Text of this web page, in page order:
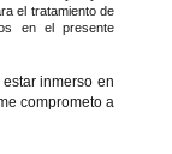
el tratamiento de
en el presente
estar inmerso en
comprometo a